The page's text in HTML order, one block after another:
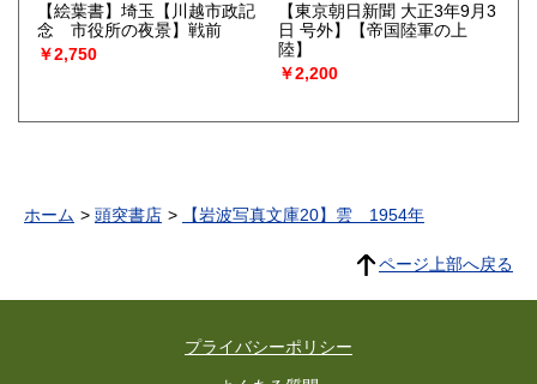
【絵葉書】埼玉【川越市政記
念 市役所の夜景】戦前
￥2,750
【東京朝日新聞 大正3年9月3
日 号外】【帝国陸軍の上
陸】
￥2,200
ホーム 頭突書店 【岩波写真文庫20】雲 1954年
ページ上部へ戻る
プライバシーポリシー